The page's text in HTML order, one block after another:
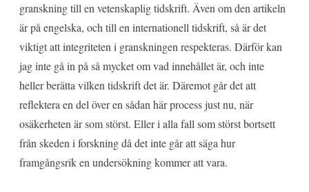
granskning till en vetenskaplig tidskrift. Även om den artikeln
är på engelska, och till en internationell tidskrift, så är det
viktigt att integriteten i granskningen respekteras. Därför kan
jag inte gå in på så mycket om vad innehållet är, och inte
heller berätta vilken tidskrift det är. Däremot går det att
reflektera en del över en sådan här process just nu, när
osäkerheten är som störst. Eller i alla fall som störst bortsett
från skeden i forskning då det inte går att säga hur
framgångsrik en undersökning kommer att vara.